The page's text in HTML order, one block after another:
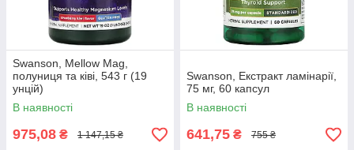
Swanson, Mellow Mag,
полуниця та ківі, 543 г (19
унцій)
В наявності
975,08 ₴ 1 147,15 ₴
Swanson, Екстракт ламінарії,
75 мг, 60 капсул
В наявності
641,75 ₴ 755 ₴